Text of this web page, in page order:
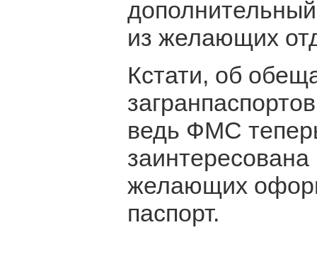
из желающих
Кстати, об
ведь ФМС
желающих
паспорт.